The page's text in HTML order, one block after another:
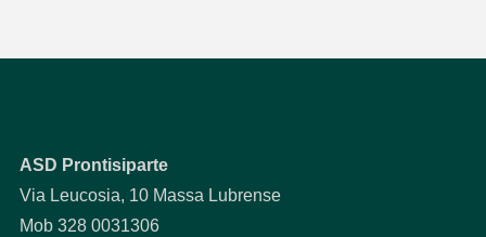
ASD Prontisiparte
Via Leucosia, 10 Massa Lubrense
Mob 328 0031306